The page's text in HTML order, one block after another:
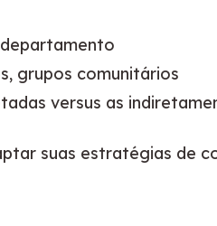
grupos comunitários
versus as
suas estratégias de